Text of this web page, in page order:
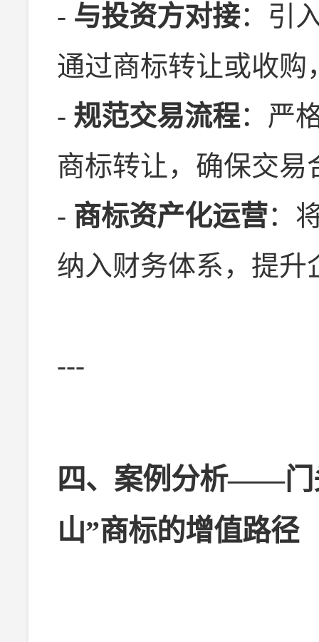
- 与投资方对接：引
通过商标转让或收购
- 规范交易流程：严
商标转让，确保交
- 商标资产化运营：
纳入财务体系，提升
---
四、案例分析——门
山”商标的增值路径